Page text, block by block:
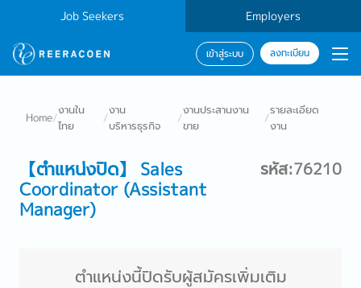
Job Seekers Employers
เข้าสู่ระบบ ลงทะเบียน
Home/
งานใน
ไทย
/
งาน
บริหารธุรกิจ
/
งานประสานงาน
ขาย
/
รายละเอียด
งาน
【ตำแหน่งปิด】 Sales
Coordinator (Assistant
Manager)
รหัส:76210
ตำแหน่งนี้ปิดรับผู้สมัครเพิ่มเติม